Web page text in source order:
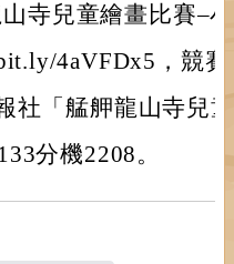
山寺兒童繪畫比賽–
4aVFDx5，競
社「艋舺龍山寺兒
分機2208。